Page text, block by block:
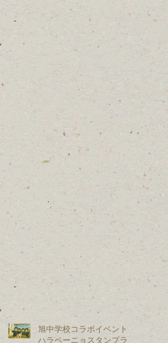
旭中学校コラボイベント：
ハラペーニョスタンプラリ